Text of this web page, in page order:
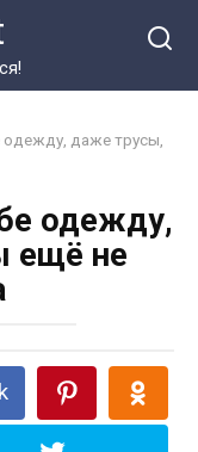
даже трусы,
одежду,
ещё не